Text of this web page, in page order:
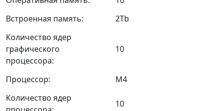
Встроенная память:
2Tb
Количество ядер
графического
процессора:
10
Процессор:
M4
Количество ядер
10